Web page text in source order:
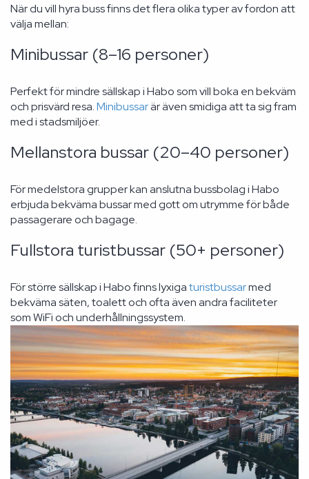
När du vill hyra buss finns det flera olika typer av fordon att
välja mellan:
Minibussar (8–16 personer)
Perfekt för mindre sällskap i Habo som vill boka en bekväm
och prisvärd resa.Minibussarär även smidiga att ta sig fram
med i stadsmiljöer.
Mellanstora bussar (20–40 personer)
För medelstora grupper kan anslutna bussbolag i Habo
erbjuda bekväma bussar med gott om utrymme för både
passagerare och bagage.
Fullstora turistbussar (50+ personer)
För större sällskap i Habo finns lyxigaturistbussarmed
bekväma säten, toalett och ofta även andra faciliteter
som WiFi och underhållningssystem.